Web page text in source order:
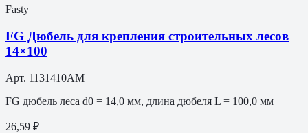
Fasty
FG Дюбель для крепления строительных лесов
14×100
Арт. 1131410AM
FG дюбель леса d0 = 14,0 мм, длина дюбеля L = 100,0 мм
26,59 ₽